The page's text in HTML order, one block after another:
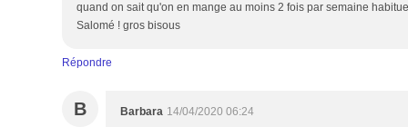
quand on sait qu'on en mange au moins 2 fois par semaine
Salomé ! gros bisous
Répondre
B Barbara 14/04/2020 06:24